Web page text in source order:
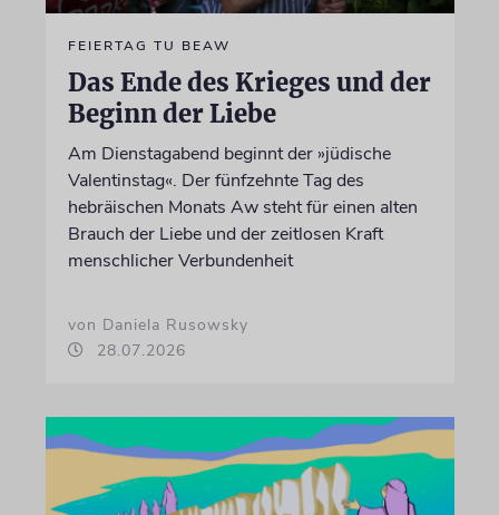
FEIERTAG TU BEAW
Das Ende des Krieges und der
Beginn der Liebe
Am Dienstagabend beginnt der »jüdische
Valentinstag«. Der fünfzehnte Tag des
hebräischen Monats Aw steht für einen alten
Brauch der Liebe und der zeitlosen Kraft
menschlicher Verbundenheit
von Daniela Rusowsky
28.07.2026